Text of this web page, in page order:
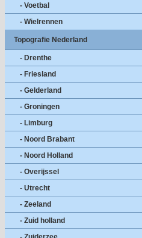
- Voetbal
- Wielrennen
Topografie Nederland
- Drenthe
- Friesland
- Gelderland
- Groningen
- Limburg
- Noord Brabant
- Noord Holland
- Overijssel
- Utrecht
- Zeeland
- Zuid holland